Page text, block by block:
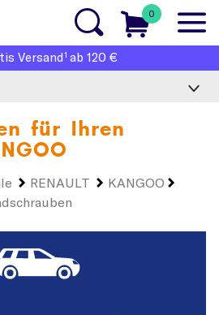
0
Versand1 ab 120 €
für Ihren
RENAULT
KANGOO